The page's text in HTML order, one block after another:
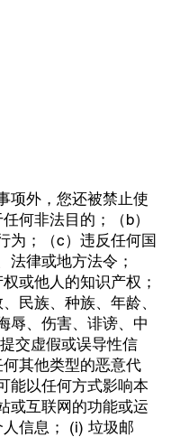
项外，您还被禁止使
何非法目的；（b）
为；（c）违反任何国
法律或地方法令；
或他人的知识产权；
民族、种族、年龄、
辱、伤害、诽谤、中
交虚假或误导性信
其他类型的恶意代
能以任何方式影响本
或互联网的功能或运
信息； (i) 垃圾邮